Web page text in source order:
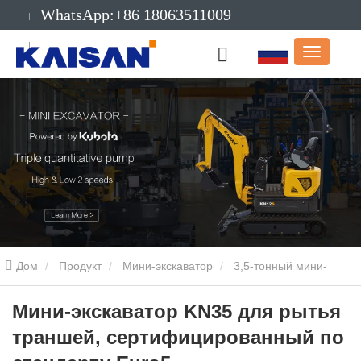
WhatsApp:+86 18063511009
Электронная
почта:info@kaisanmachinery.com
Дом Продукт Мини-экскаватор 3,5-тонный мини-
экскаватор
сертифицированный по стандарту Euro5
Мини-экскаватор KN35 для рытья
траншей, сертифицированный по